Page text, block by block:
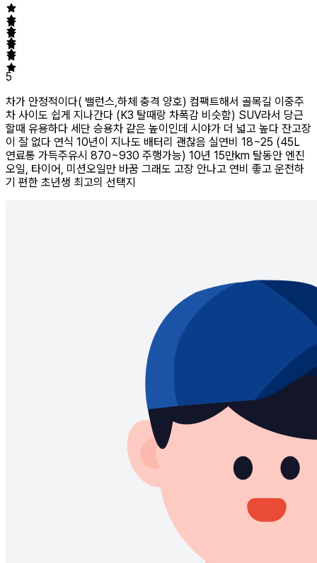
5
차가 안정적이다( 밸런스,하체 충격 양호) 컴팩트해서 골목길 이중주
차 사이도 쉽게 지나간다 (K3 탈때랑 차폭감 비슷함) SUV라서 당근
할때 유용하다 세단 승용차 같은 높이인데 시야가 더 넓고 높다 잔고장
이 잘 없다 연식 10년이 지나도 배터리 괜찮음 실연비 18~25 (45L
연료통 가득주유시 870~930 주행가능) 10년 15만km 탈동안 엔진
오일, 타이어, 미션오일만 바꿈 그래도 고장 안나고 연비 좋고 운전하
기 편한 초년생 최고의 선택지